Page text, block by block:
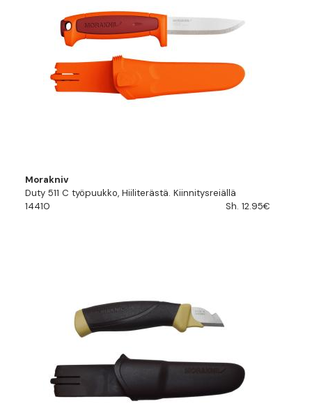
Morakniv
Duty 511 C työpuukko, Hiiliterästä. Kiinnitysreiällä
14410
Sh. 12.95€